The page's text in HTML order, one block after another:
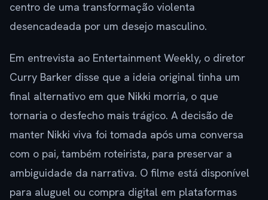
centro de uma transformação violenta
desencadeada por um desejo masculino.
Em entrevista ao Entertainment Weekly, o diretor
Curry Barker disse que a ideia original tinha um
final alternativo em que Nikki morria, o que
tornaria o desfecho mais trágico. A decisão de
manter Nikki viva foi tomada após uma conversa
com o pai, também roteirista, para preservar a
ambiguidade da narrativa. O filme está disponível
para aluguel ou compra digital em plataformas